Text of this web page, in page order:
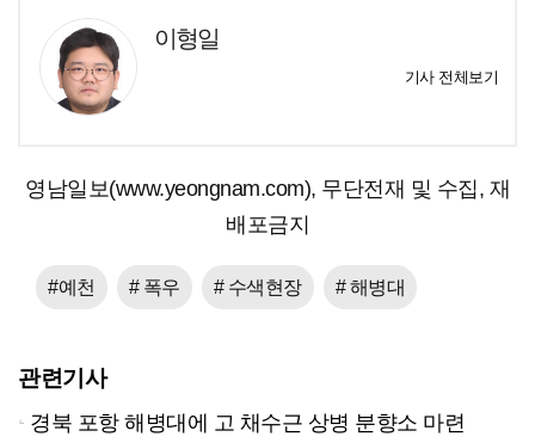
이형일
기사 전체보기
영남일보(www.yeongnam.com), 무단전재 및 수집, 재
배포금지
#예천 # 폭우 # 수색현장 # 해병대
관련기사
경북 포항 해병대에 고 채수근 상병 분향소 마련